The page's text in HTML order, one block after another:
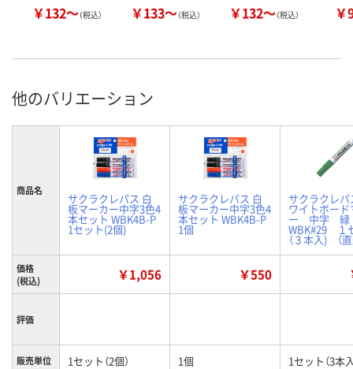
￥132～（税込） ￥133～（税込） ￥132～（税込） ￥
他のバリエーション
商品名
サクラクレパス 白
板マーカー中字3色4
本セット WBK4B-P
1セット(2個)
サクラクレパス 白
板マーカー中字3色4
本セット WBK4B-P
1個
サクラクレ
ワイトボー
ー 中字
WBK#29 １
（３本入) （
価格
(税込)
￥1,056 ￥550
評価
販売単位 1セット（2個） 1個 1セット（3本